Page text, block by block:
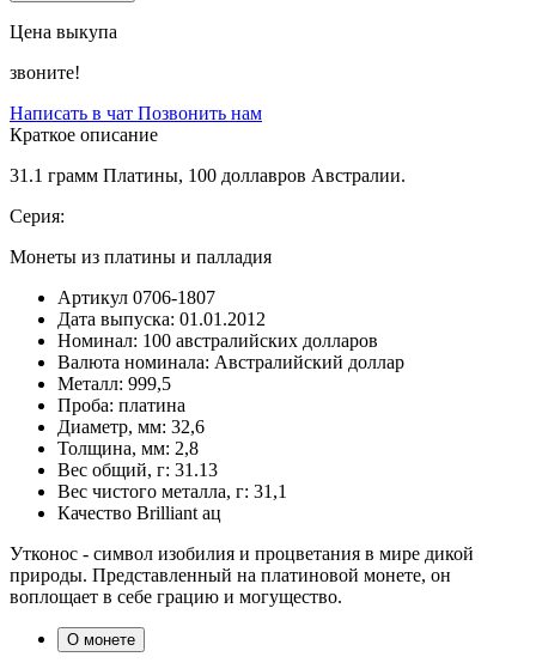
Цена выкупа
звоните!
Написать в чат Позвонить нам
Краткое описание
31.1 грамм Платины, 100 доллавров Австралии.
Серия:
Монеты из платины и палладия
Артикул 0706-1807
Дата выпуска: 01.01.2012
Номинал: 100 австралийских долларов
Валюта номинала: Австралийский доллар
Металл: 999,5
Проба: платина
Диаметр, мм: 32,6
Толщина, мм: 2,8
Вес общий, г: 31.13
Вес чистого металла, г: 31,1
Качество Brilliant ац
Утконос - символ изобилия и процветания в мире дикой
природы. Представленный на платиновой монете, он
воплощает в себе грацию и могущество.
О монете